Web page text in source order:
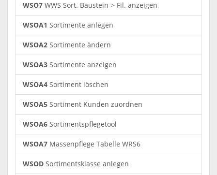
WSO7 WWS Sort. Baustein-> Fil. anzeigen
WSOA1 Sortimente anlegen
WSOA2 Sortimente ändern
WSOA3 Sortimente anzeigen
WSOA4 Sortiment löschen
WSOA5 Sortiment Kunden zuordnen
WSOA6 Sortimentspflegetool
WSOA7 Massenpflege Tabelle WRS6
WSOD Sortimentsklasse anlegen